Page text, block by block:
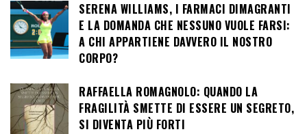
SERENA WILLIAMS, I FARMACI DIMAGRANTI
E LA DOMANDA CHE NESSUNO VUOLE FARSI:
A CHI APPARTIENE DAVVERO IL NOSTRO
CORPO?
RAFFAELLA ROMAGNOLO: QUANDO LA
FRAGILITÀ SMETTE DI ESSERE UN SEGRETO,
SI DIVENTA PIÙ FORTI